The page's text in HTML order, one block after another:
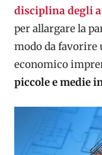
disciplina degli
per allargare la
modo da favorire
economico
piccole e medie